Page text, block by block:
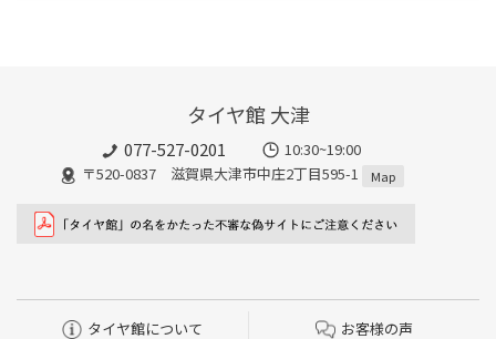
タイヤ館 大津
077-527-0201
10:30~19:00
〒520-0837 滋賀県大津市中庄2丁目595-1
Map
タイヤ館について お客様の声